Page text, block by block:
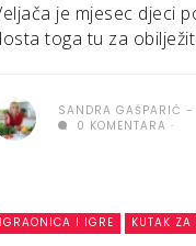
je mjesec djeci
toga tu za
SANDRA GAŠPARIĆ
0 KOMENTARA
IGRAONICA I IGRE KUTAK ZA